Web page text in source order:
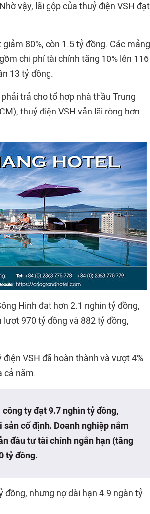
vậy, lãi gộp của thuỷ điện VSH đạt
80%, còn 1.5 tỷ đồng. Các mảng
chi phí tài chính tăng 10% lên 116
13 tỷ đồng.
trả cho tổ hợp nhà thầu Trung
thuỷ điện VSH vẫn lãi ròng hơn
Hinh đạt hơn 2.1 nghìn tỷ đồng,
970 tỷ đồng và 882 tỷ đồng,
VSH đã hoàn thành và vượt 4%
cả năm.
ty đạt 9.7 nghìn tỷ đồng,
cố định. Doanh nghiệp nắm
đầu tư tài chính ngắn hạn (tăng
tỷ đồng.
đồng, nhưng nợ dài hạn 4.9 ngàn tỷ